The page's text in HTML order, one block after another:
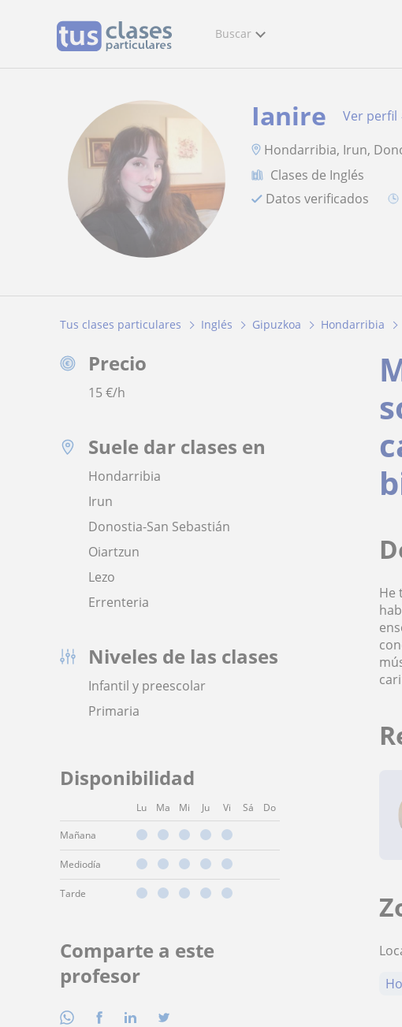
Buscar
Ianire
Ver perfil
Hondarribia, Irun,
Clases de Inglés
Datos verificados
Tus clases particulares Inglés Gipuzkoa Hondarribia
Precio
15€/h
Suele dar clases en
Hondarribia
Irun
Donostia-San Sebastián
Oiartzun
Lezo
Errenteria
Niveles de las clases
Infantil y preescolar
Primaria
Disponibilidad
Lu Ma Mi Ju Vi Sá Do
Mañana
Mediodía
Tarde
Comparte a este
profesor
He